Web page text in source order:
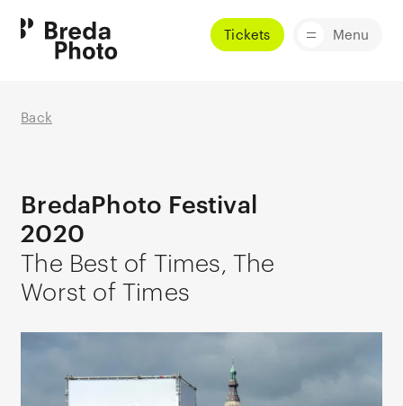
Tickets Menu
Back
BredaPhoto Festival
2020
The Best of Times, The
Worst of Times